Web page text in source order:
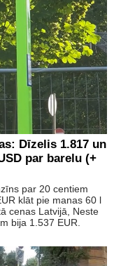
Dīzelis 1.817 un
par barelu (+
par 20 centiem
klāt pie manas 60 l
cenas Latvijā, Neste
bija 1.537 EUR.